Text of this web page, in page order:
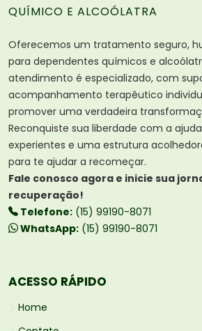
QUÍMICO E ALCOÓLATRA
Oferecemos um tratamento seguro,
para dependentes químicos e
atendimento é especializado, com
acompanhamento terapêutico
promover uma verdadeira
Reconquiste sua liberdade com a
experientes e uma estrutura
para te ajudar a recomeçar.
Fale conosco agora e inicie sua
recuperação!
Telefone: (15) 99190-8071
WhatsApp: (15) 99190-8071
ACESSO RÁPIDO
Home